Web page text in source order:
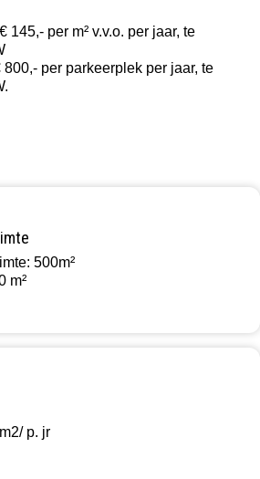
145,- per m² v.v.o. per jaar, te
per parkeerplek per jaar, te
500m²
m²
p. jr